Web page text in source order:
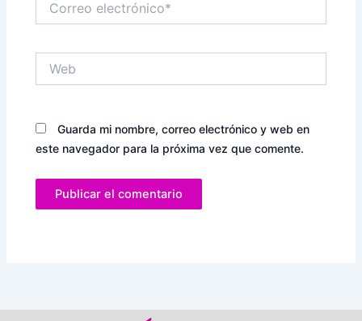
electrónico*
Guarda mi nombre, correo electrónico y web en
este navegador para la próxima vez que comente.